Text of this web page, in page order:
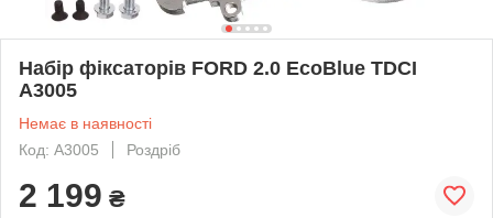
Набір фіксаторів FORD 2.0 EcoBlue TDCI
A3005
Немає в наявності
Код: A3005
Роздріб
2 199 ₴